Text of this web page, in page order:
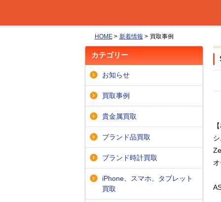
HOME> 新着情報 > 買取事例
カテゴリー
お知らせ
買取事例
貴金属買取
ブランド品買取
ブランド時計買取
iPhone、スマホ、タブレット
買取